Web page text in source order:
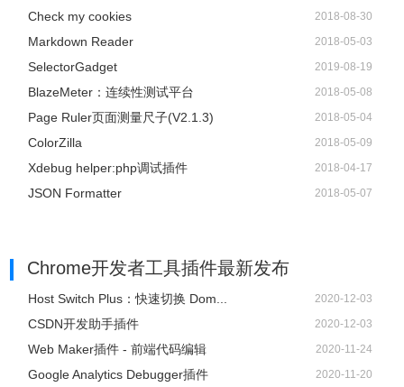
Check my cookies 2018-08-30
Markdown Reader 2018-05-03
SelectorGadget 2019-08-19
BlazeMeter：连续性测试平台 2018-05-08
Page Ruler页面测量尺子(V2.1.3) 2018-05-04
ColorZilla 2018-05-09
Xdebug helper:php调试插件 2018-04-17
JSON Formatter 2018-05-07
Chrome开发者工具插件最新发布
Host Switch Plus：快速切换 Dom... 2020-12-03
CSDN开发助手插件 2020-12-03
Web Maker插件 - 前端代码编辑 2020-11-24
Google Analytics Debugger插件 2020-11-20